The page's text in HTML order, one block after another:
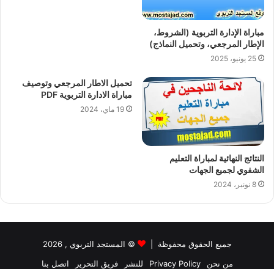
مباراة الإدارة التربوية (الشروط،
الإطار المرجعي، وتحميل النماذج)
25 يونيو، 2025
النتائج النهائية لمباراة التعليم
الشفوي لجميع الجهات
8 نونبر، 2024
تحميل الاطار المرجعي وتوصيف
مباراة الادارة التربوية PDF
19 ماي، 2024
جميع الحقوق محفوظة | © المستجد التربوي , 2026
من نحن
Privacy Policy للنشر فريق التحرير اتصل بنا